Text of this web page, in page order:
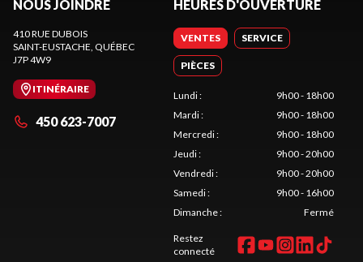
NOUS JOINDRE
410 RUE DUBOIS
SAINT-EUSTACHE, QUÉBEC
J7P 4W9
ITINÉRAIRE
450 623-7007
HEURES D'OUVERTURE
VENTES SERVICE
PIÈCES
Lundi:
9h00 - 18h00
Mardi:
9h00 - 18h00
Mercredi:
9h00 - 18h00
Jeudi:
9h00 - 20h00
Vendredi:
9h00 - 20h00
Samedi:
9h00 - 16h00
Dimanche: Fermé
Restez
connecté